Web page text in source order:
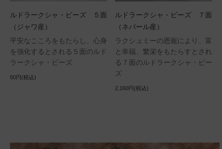
ルドラークシャ・ビーズ ５面
（ジャワ産）
平安なこころをもたらし、心身
を強化するとされる５面のルド
ラークシャ・ビーズ
50円(税込)
ルドラークシャ・ビーズ ７面
（ネパール産）
ラクシュミーの恩寵により、富
と幸福、繁栄をもたらすとされ
る７面のルドラークシャ・ビー
ズ
2,160円(税込)